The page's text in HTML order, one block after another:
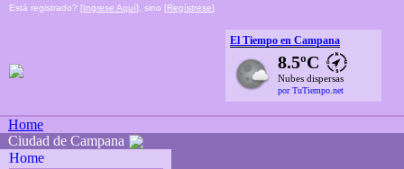
Está registrado? [Ingrese Aquí], sino [Regístrese]
El Tiempo en Campana
8.5ºC
Nubes dispersas
por TuTiempo.net
Home
Ciudad de Campana
Home